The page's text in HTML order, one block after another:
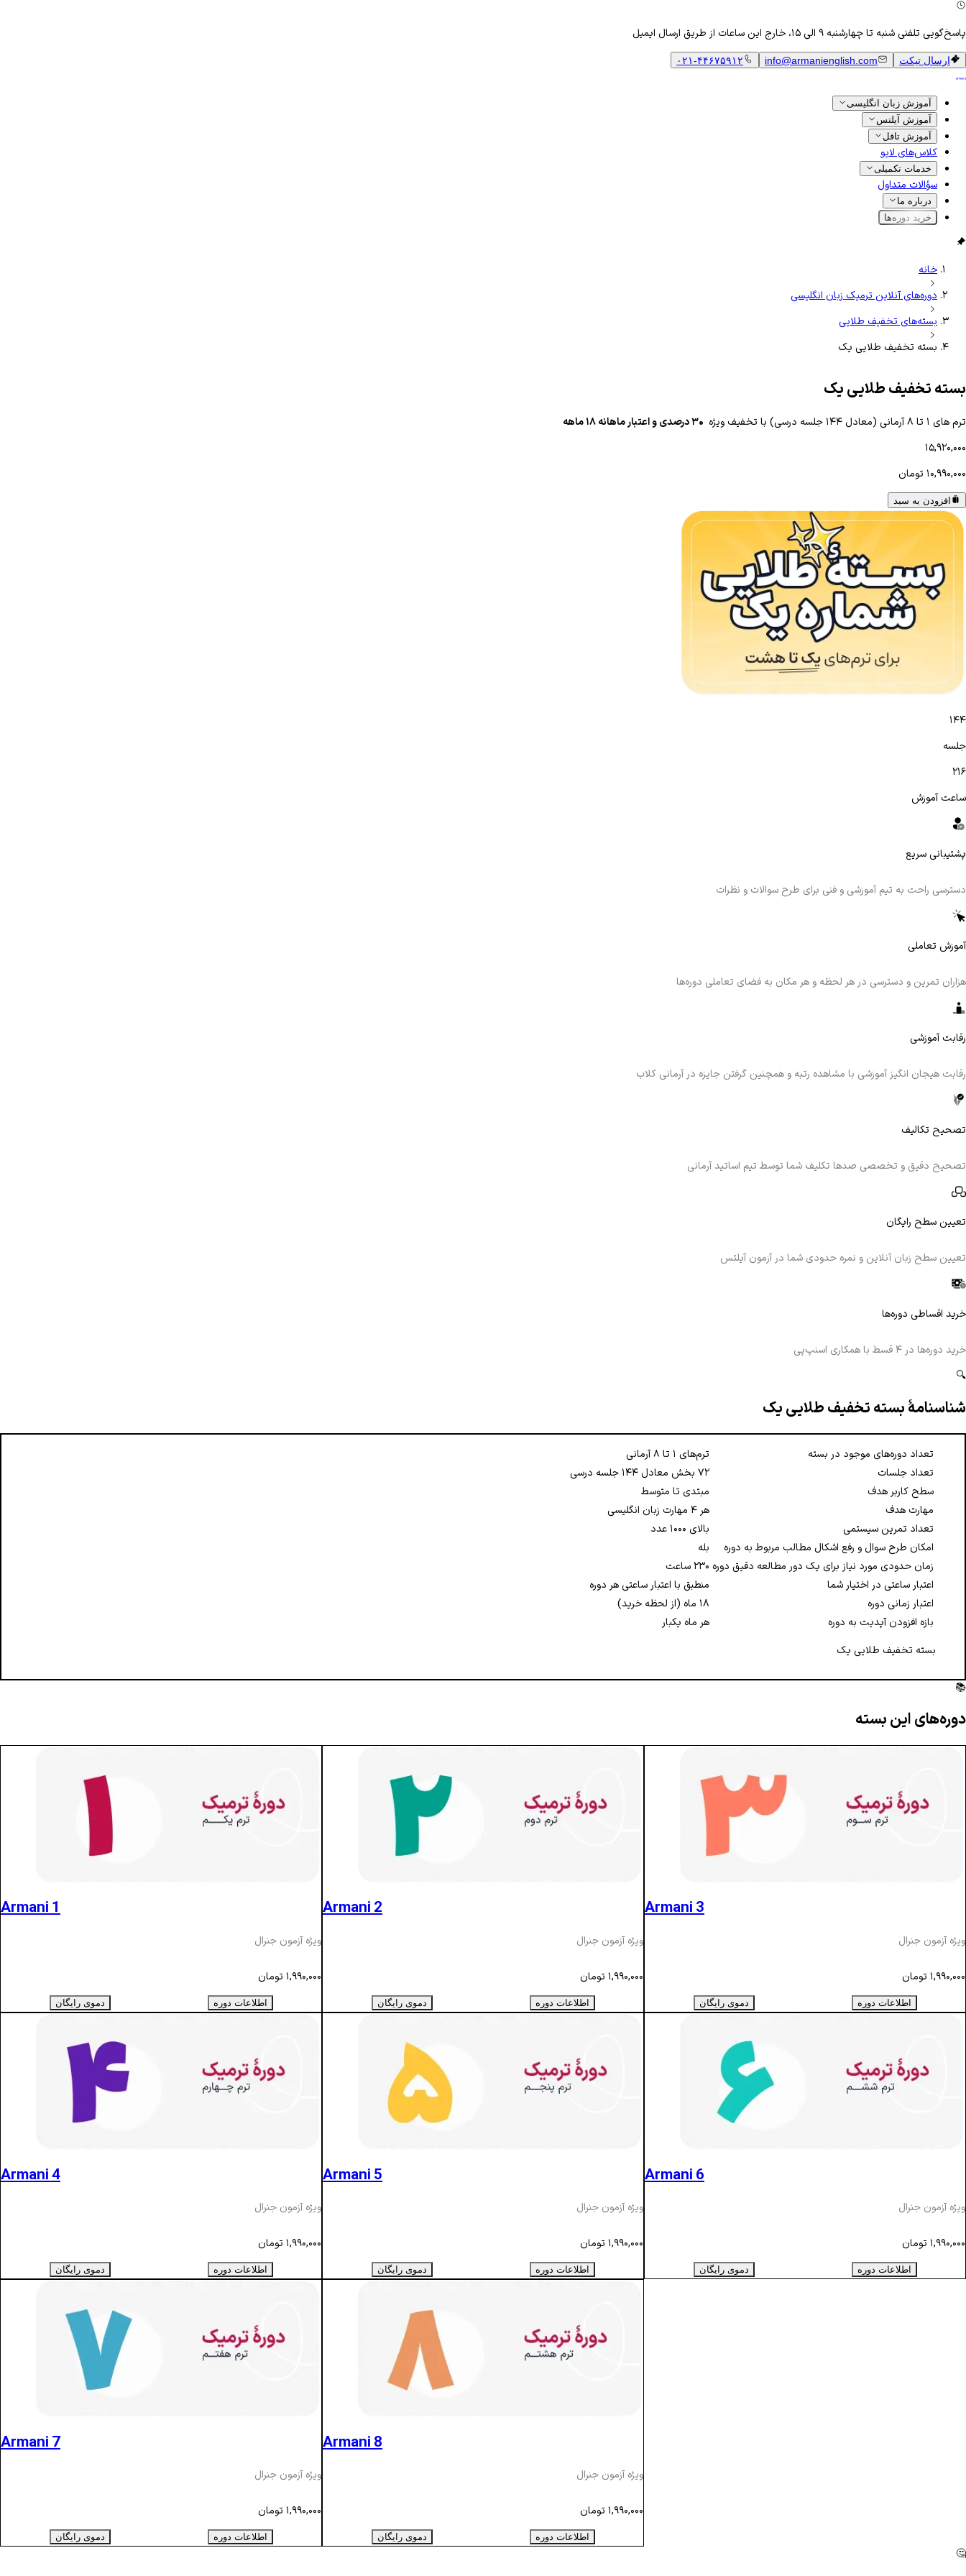
پاسخ‌گویی تلفنی شنبه تا چهارشنبه ۹ الی ۱۵، خارج این ساعات از طریق ارسال ایمیل
ارسال تیکت info@armanienglish.com ۰۲۱-۴۴۶۷۵۹۱۲
آموزش زبان انگلیسی
آموزش آیلتس
آموزش تافل
کلاس‌های لایو
خدمات تکمیلی
سؤالات متداول
درباره ما
خرید دوره‌ها
خانه
دوره‌های آنلاین ترمیک زبان انگلیسی
بسته‌های تخفیف طلایی
بسته تخفیف طلایی یک
بسته تخفیف طلایی یک
ترم های ۱ تا ۸ آرمانی (معادل ۱۴۴ جلسه درسی) با تخفیف ویژه
۱۵,۹۲۰,۰۰۰
۱۰,۹۹۰,۰۰۰ تومان
افزودن به سبد
۱۴۴
جلسه
۲۱۶
ساعت آموزش
پشتیبانی سریع
دسترسی راحت به تیم آموزشی و فنی برای طرح سوالات و نظرات
آموزش تعاملی
هزاران تمرین و دسترسی در هر لحظه و هر مکان به فضای تعاملی دوره‌ها
رقابت آموزشی
رقابت هیجان انگیز آموزشی با مشاهده رتبه و همچنین گرفتن جایزه در آرمانی کلاب
تصحیح تکالیف
تصحیح دقیق و تخصصی صدها تکلیف شما توسط تیم اساتید آرمانی
تعیین سطح رایگان
تعیین سطح زبان آنلاین و نمره حدودی شما در آزمون آیلتس
خرید اقساطی دوره‌ها
خرید دوره‌ها در ۴ قسط با همکاری اسنپ‌پی
🔍
شناسنامهٔ بسته تخفیف طلایی یک
تعداد دوره‌های موجود در بسته
ترم‌های ۱ تا ۸ آرمانی
تعداد جلسات
۷۲ بخش معادل ۱۴۴ جلسه درسی
سطح کاربر هدف
مبتدی تا متوسط
مهارت هدف
هر ۴ مهارت زبان انگلیسی
تعداد تمرین سیستمی
بالای ۱۰۰۰ عدد
امکان طرح سوال و رفع اشکال مطالب مربوط به دوره
بله
زمان حدودی مورد نیاز برای یک دور مطالعه دقیق دوره ۲۳۰ ساعت
اعتبار ساعتی در اختیار شما
منطبق با اعتبار ساعتی هر دوره
اعتبار زمانی دوره
۱۸ ماه (از لحظه خرید)
بازه افزودن آپدیت به دوره
هر ماه یکبار
بسته تخفیف طلایی یک
📚
دوره‌های این بسته
Armani 1
ویژه آزمون جنرال
۱,۹۹۰,۰۰۰ تومان
اطلاعات دوره دموی رایگان
Armani 2
ویژه آزمون جنرال
۱,۹۹۰,۰۰۰ تومان
اطلاعات دوره دموی رایگان
Armani 3
ویژه آزمون جنرال
۱,۹۹۰,۰۰۰ تومان
اطلاعات دوره دموی رایگان
Armani 4
ویژه آزمون جنرال
۱,۹۹۰,۰۰۰ تومان
اطلاعات دوره دموی رایگان
Armani 5
ویژه آزمون جنرال
۱,۹۹۰,۰۰۰ تومان
اطلاعات دوره دموی رایگان
Armani 6
ویژه آزمون جنرال
۱,۹۹۰,۰۰۰ تومان
اطلاعات دوره دموی رایگان
Armani 7
ویژه آزمون جنرال
۱,۹۹۰,۰۰۰ تومان
اطلاعات دوره دموی رایگان
Armani 8
ویژه آزمون جنرال
۱,۹۹۰,۰۰۰ تومان
اطلاعات دوره دموی رایگان
🤔